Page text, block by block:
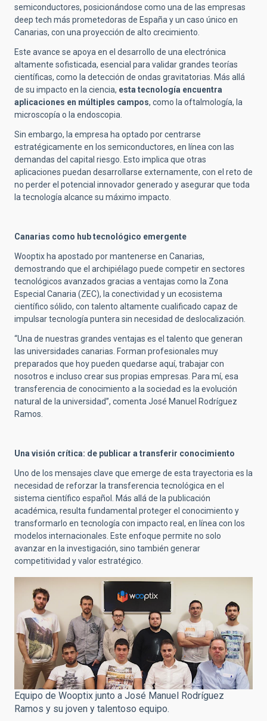
semiconductores, posicionándose como una de las empresas
deep tech más prometedoras de España y un caso único en
Canarias, con una proyección de alto crecimiento.
Este avance se apoya en el desarrollo de una electrónica
altamente sofisticada, esencial para validar grandes teorías
científicas, como la detección de ondas gravitatorias. Más allá
de su impacto en la ciencia, esta tecnología encuentra
aplicaciones en múltiples campos, como la oftalmología, la
microscopía o la endoscopia.
Sin embargo, la empresa ha optado por centrarse
estratégicamente en los semiconductores, en línea con las
demandas del capital riesgo. Esto implica que otras
aplicaciones puedan desarrollarse externamente, con el reto de
no perder el potencial innovador generado y asegurar que toda
la tecnología alcance su máximo impacto.
Canarias como hub tecnológico emergente
Wooptix ha apostado por mantenerse en Canarias,
demostrando que el archipiélago puede competir en sectores
tecnológicos avanzados gracias a ventajas como la Zona
Especial Canaria (ZEC), la conectividad y un ecosistema
científico sólido, con talento altamente cualificado capaz de
impulsar tecnología puntera sin necesidad de deslocalización.
“Una de nuestras grandes ventajas es el talento que generan
las universidades canarias. Forman profesionales muy
preparados que hoy pueden quedarse aquí, trabajar con
nosotros e incluso crear sus propias empresas. Para mí, esa
transferencia de conocimiento a la sociedad es la evolución
natural de la universidad”, comenta José Manuel Rodríguez
Ramos.
Una visión crítica: de publicar a transferir conocimiento
Uno de los mensajes clave que emerge de esta trayectoria es la
necesidad de reforzar la transferencia tecnológica en el
sistema científico español. Más allá de la publicación
académica, resulta fundamental proteger el conocimiento y
transformarlo en tecnología con impacto real, en línea con los
modelos internacionales. Este enfoque permite no solo
avanzar en la investigación, sino también generar
competitividad y valor estratégico.
Equipo de Wooptix junto a José Manuel Rodríguez
Ramos y su joven y talentoso equipo.